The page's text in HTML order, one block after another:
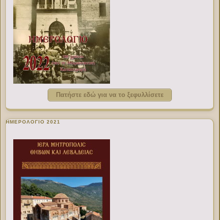
Πατήστε εδώ για να το ξεφυλλίσετε
ΗΜΕΡΟΛΟΓΙΟ 2021